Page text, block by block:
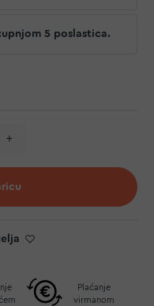
5 poslastica.
Plaćanje
virmanom